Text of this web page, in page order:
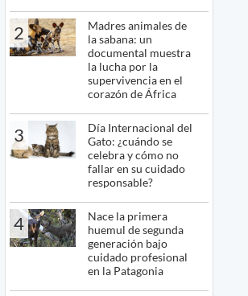
2
Madres animales de
la sabana: un
documental muestra
la lucha por la
supervivencia en el
corazón de África
3
Día Internacional del
Gato: ¿cuándo se
celebra y cómo no
fallar en su cuidado
responsable?
4
Nace la primera
huemul de segunda
generación bajo
cuidado profesional
en la Patagonia